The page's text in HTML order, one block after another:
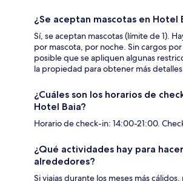
¿Se aceptan mascotas en Hotel
Sí, se aceptan mascotas (límite de 1).
por mascota, por noche. Sin cargos
posible que se apliquen algunas
la propiedad para obtener más
¿Cuáles son los horarios de
Hotel Baia?
Horario de check-in: 14:00-21:00.
¿Qué actividades hay para
alrededores?
Si viajas durante los meses más